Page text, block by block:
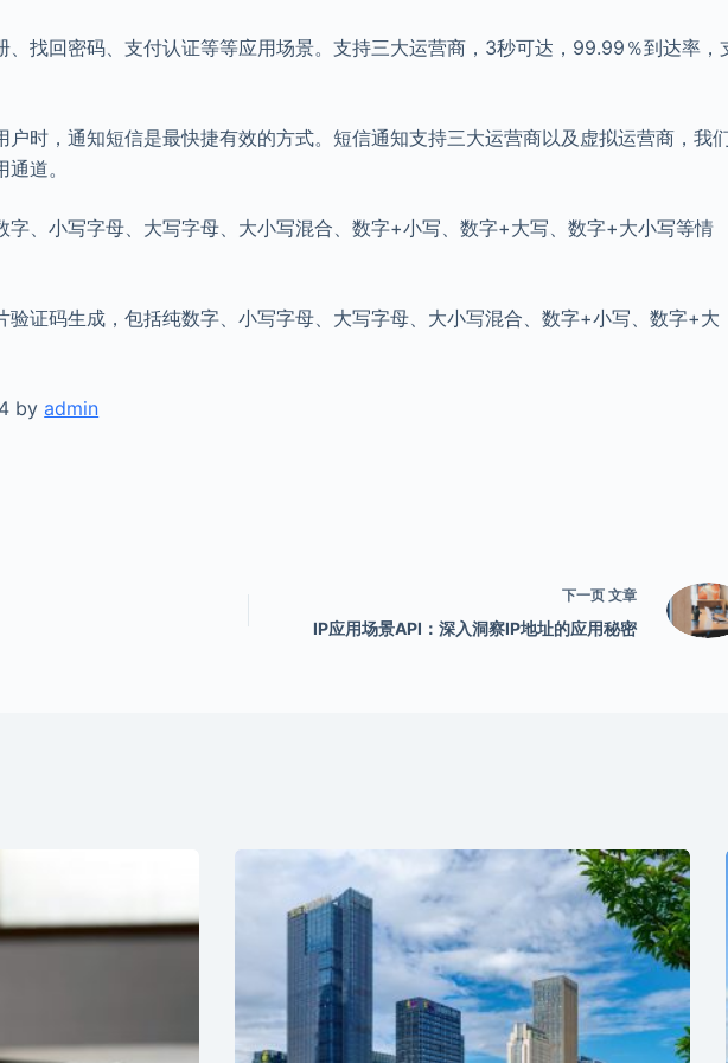
、找回密码、支付认证等等应用场景。支持三大运营商，3秒可达，99.99％到达率，
户时，通知短信是最快捷有效的方式。短信通知支持三大运营商以及虚拟运营商，我
道。
字、小写字母、大写字母、大小写混合、数字+小写、数字+大写、数字+大小写等情
验证码生成，包括纯数字、小写字母、大写字母、大小写混合、数字+小写、数字+大
byadmin
下一页 文章
IP应用场景API：深入洞察IP地址的应用秘密